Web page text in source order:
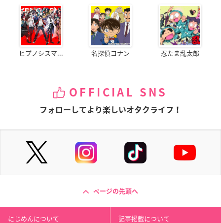
ヒプノシスマ... 名探偵コナン 忍たま乱太郎
OFFICIAL SNS
フォローしてより楽しいオタクライフ！
ページの先頭へ
にじめんについて 記事掲載について